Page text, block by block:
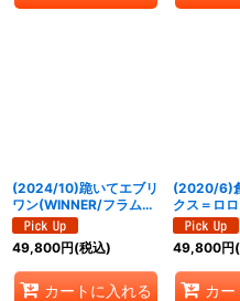
(2024/10)跪いてエブリ
ワン(WINNER/フラム・
サンドリアイラスト)
【-】{BSC23-051}
《黄》
49,800円(税込)
カートに入れる
(2020/6)
クス＝ロ
ャンピオ
超煌臨杯-)
{BS51-
49,800円
カー